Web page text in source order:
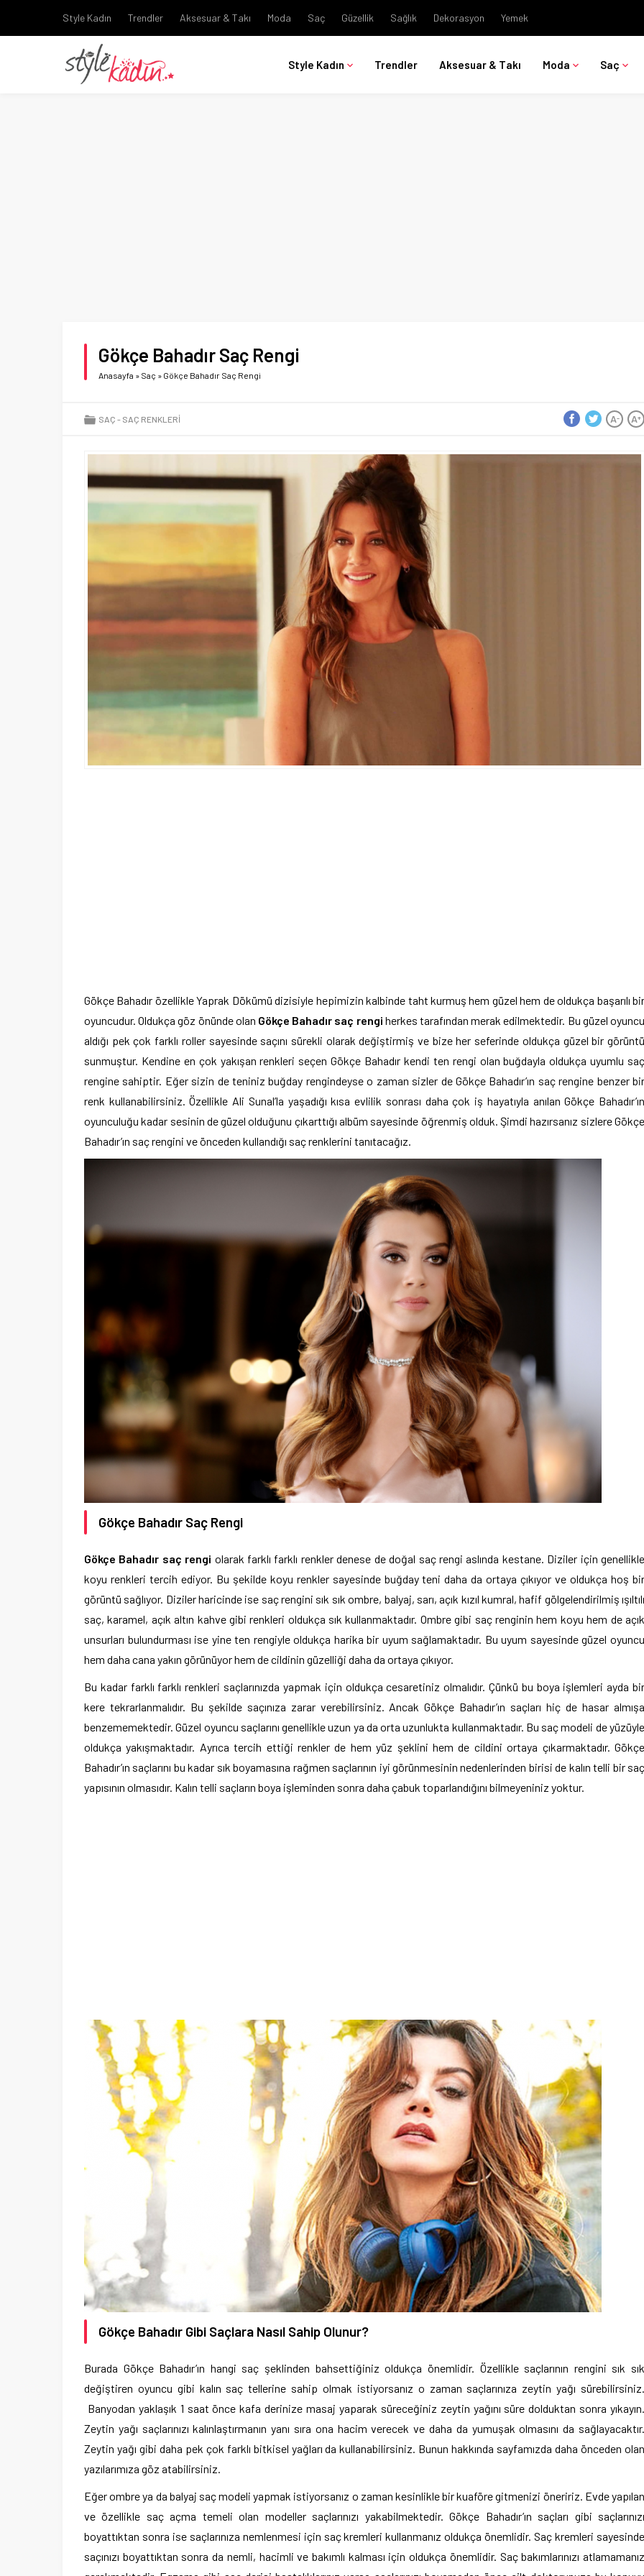
Style Kadın Trendler Aksesuar & Takı Moda Saç Güzellik Sağlık Dekorasyon Yemek
Style Kadın Trendler Aksesuar & Takı Moda Saç
Gökçe Bahadır Saç Rengi
Anasayfa » Saç » Gökçe Bahadır Saç Rengi
SAÇ SAÇ RENKLERI A+
A-
Gökçe Bahadır özellikle Yaprak Dökümü dizisiyle hepimizin kalbinde taht kurmuş hem güzel hem de oldukça başarılı bir
oyuncudur. Oldukça göz önünde olan Gökçe Bahadır saç rengi herkes tarafından merak edilmektedir. Bu güzel oyuncu
aldığı pek çok farklı roller sayesinde saçını sürekli olarak değiştirmiş ve bize her seferinde oldukça güzel bir görüntü
sunmuştur. Kendine en çok yakışan renkleri seçen Gökçe Bahadır kendi ten rengi olan buğdayla oldukça uyumlu saç
rengine sahiptir. Eğer sizin de teniniz buğday rengindeyse o zaman sizler de Gökçe Bahadır’ın saç rengine benzer bir
renk kullanabilirsiniz. Özellikle Ali Sunal’la yaşadığı kısa evlilik sonrası daha çok iş hayatıyla anılan Gökçe Bahadır’ın
oyunculuğu kadar sesinin de güzel olduğunu çıkarttığı albüm sayesinde öğrenmiş olduk. Şimdi hazırsanız sizlere Gökçe
Bahadır’ın saç rengini ve önceden kullandığı saç renklerini tanıtacağız.
Gökçe Bahadır Saç Rengi
Gökçe Bahadır saç rengi olarak farklı farklı renkler denese de doğal saç rengi aslında kestane. Diziler için genellikle
koyu renkleri tercih ediyor. Bu şekilde koyu renkler sayesinde buğday teni daha da ortaya çıkıyor ve oldukça hoş bir
görüntü sağlıyor. Diziler haricinde ise saç rengini sık sık ombre, balyaj, sarı, açık kızıl kumral, hafif gölgelendirilmiş ışıltılı
saç, karamel, açık altın kahve gibi renkleri oldukça sık kullanmaktadır. Ombre gibi saç renginin hem koyu hem de açık
unsurları bulundurması ise yine ten rengiyle oldukça harika bir uyum sağlamaktadır. Bu uyum sayesinde güzel oyuncu
hem daha cana yakın görünüyor hem de cildinin güzelliği daha da ortaya çıkıyor.
Bu kadar farklı farklı renkleri saçlarınızda yapmak için oldukça cesaretiniz olmalıdır. Çünkü bu boya işlemleri ayda bir
kere tekrarlanmalıdır. Bu şekilde saçınıza zarar verebilirsiniz. Ancak Gökçe Bahadır’ın saçları hiç de hasar almışa
benzememektedir. Güzel oyuncu saçlarını genellikle uzun ya da orta uzunlukta kullanmaktadır. Bu saç modeli de yüzüyle
oldukça yakışmaktadır. Ayrıca tercih ettiği renkler de hem yüz şeklini hem de cildini ortaya çıkarmaktadır. Gökçe
Bahadır’ın saçlarını bu kadar sık boyamasına rağmen saçlarının iyi görünmesinin nedenlerinden birisi de kalın telli bir saç
yapısının olmasıdır. Kalın telli saçların boya işleminden sonra daha çabuk toparlandığını bilmeyeniniz yoktur.
Gökçe Bahadır Gibi Saçlara Nasıl Sahip Olunur?
Burada Gökçe Bahadır’ın hangi saç şeklinden bahsettiğiniz oldukça önemlidir. Özellikle saçlarının rengini sık sık
değiştiren oyuncu gibi kalın saç tellerine sahip olmak istiyorsanız o zaman saçlarınıza zeytin yağı sürebilirsiniz.
Banyodan yaklaşık 1 saat önce kafa derinize masaj yaparak süreceğiniz zeytin yağını süre dolduktan sonra yıkayın.
Zeytin yağı saçlarınızı kalınlaştırmanın yanı sıra ona hacim verecek ve daha da yumuşak olmasını da sağlayacaktır.
Zeytin yağı gibi daha pek çok farklı bitkisel yağları da kullanabilirsiniz. Bunun hakkında sayfamızda daha önceden olan
yazılarımıza göz atabilirsiniz.
Eğer ombre ya da balyaj saç modeli yapmak istiyorsanız o zaman kesinlikle bir kuaföre gitmenizi öneririz. Evde yapılan
ve özellikle saç açma temeli olan modeller saçlarınızı yakabilmektedir. Gökçe Bahadır’ın saçları gibi saçlarınızı
boyattıktan sonra ise saçlarınıza nemlenmesi için saç kremleri kullanmanız oldukça önemlidir. Saç kremleri sayesinde
saçınızı boyattıktan sonra da nemli, hacimli ve bakımlı kalması için oldukça önemlidir. Saç bakımlarınızı atlamamanız